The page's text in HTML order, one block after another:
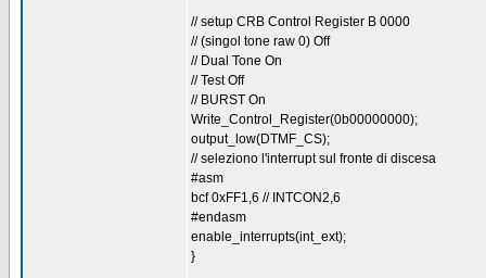
// setup CRB Control Register B 0000
// (singol tone raw 0) Off
// Dual Tone On
// Test Off
// BURST On
Write_Control_Register(0b00000000);
output_low(DTMF_CS);
// seleziono l'interrupt sul fronte di discesa
#asm
bcf 0xFF1,6 // INTCON2,6
#endasm
enable_interrupts(int_ext);
}